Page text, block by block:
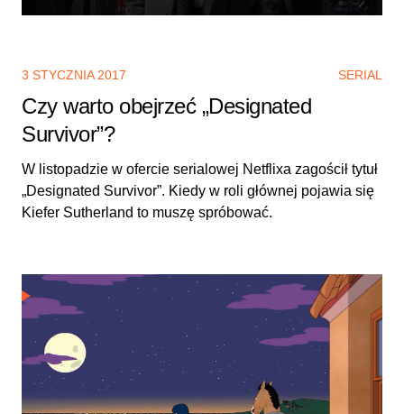
3 STYCZNIA 2017 SERIAL
Czy warto obejrzeć „Designated
Survivor”?
W listopadzie w ofercie serialowej Netflixa zagościł tytuł
„Designated Survivor”. Kiedy w roli głównej pojawia się
Kiefer Sutherland to muszę spróbować.